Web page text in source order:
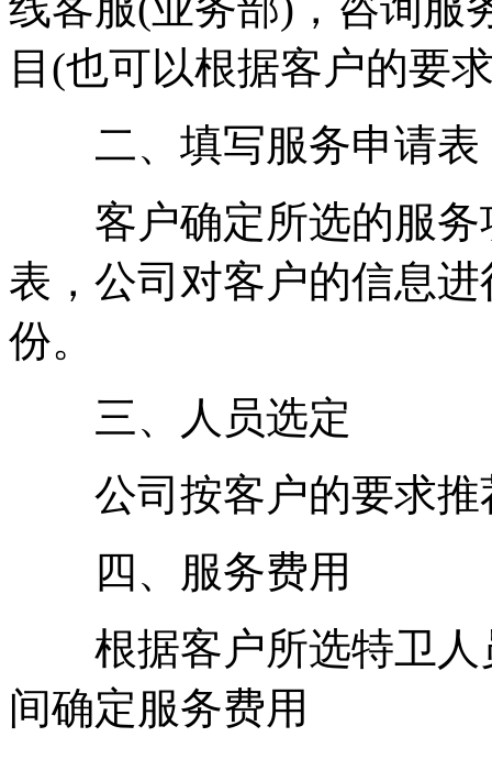
目(也可以根据客户的要
二、填写服务申请表
客户确定所选的服务
表，公司对客户的信息
份。
三、人员选定
公司按客户的要求推
四、服务费用
根据客户所选特卫人
间确定服务费用